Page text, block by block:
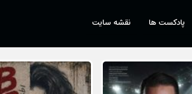
پادکست ها نقشه سایت